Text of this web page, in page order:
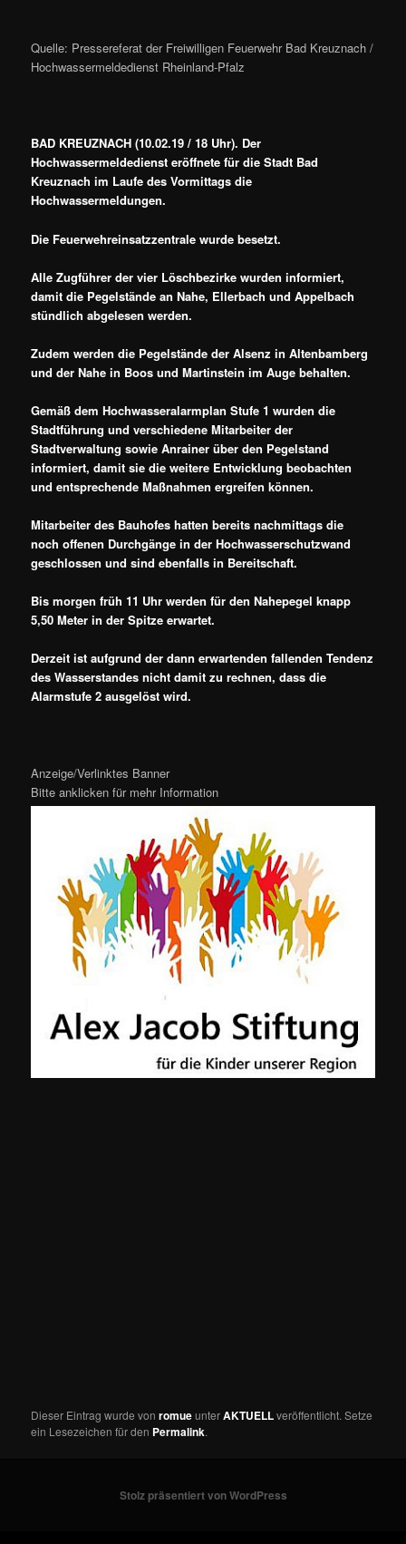
Quelle: Pressereferat der Freiwilligen Feuerwehr Bad Kreuznach /
Hochwassermeldedienst Rheinland-Pfalz
BAD KREUZNACH (10.02.19 / 18 Uhr). Der
Hochwassermeldedienst eröffnete für die Stadt Bad
Kreuznach im Laufe des Vormittags die
Hochwassermeldungen.
Die Feuerwehreinsatzzentrale wurde besetzt.
Alle Zugführer der vier Löschbezirke wurden informiert,
damit die Pegelstände an Nahe, Ellerbach und Appelbach
stündlich abgelesen werden.
Zudem werden die Pegelstände der Alsenz in Altenbamberg
und der Nahe in Boos und Martinstein im Auge behalten.
Gemäß dem Hochwasseralarmplan Stufe 1 wurden die
Stadtführung und verschiedene Mitarbeiter der
Stadtverwaltung sowie Anrainer über den Pegelstand
informiert, damit sie die weitere Entwicklung beobachten
und entsprechende Maßnahmen ergreifen können.
Mitarbeiter des Bauhofes hatten bereits nachmittags die
noch offenen Durchgänge in der Hochwasserschutzwand
geschlossen und sind ebenfalls in Bereitschaft.
Bis morgen früh 11 Uhr werden für den Nahepegel knapp
5,50 Meter in der Spitze erwartet.
Derzeit ist aufgrund der dann erwartenden fallenden Tendenz
des Wasserstandes nicht damit zu rechnen, dass die
Alarmstufe 2 ausgelöst wird.
Anzeige/Verlinktes Banner
Bitte anklicken für mehr Information
Dieser Eintrag wurde vonromueunterAKTUELLveröffentlicht. Setze
ein Lesezeichen für den Permalink.
Stolz präsentiert von WordPress